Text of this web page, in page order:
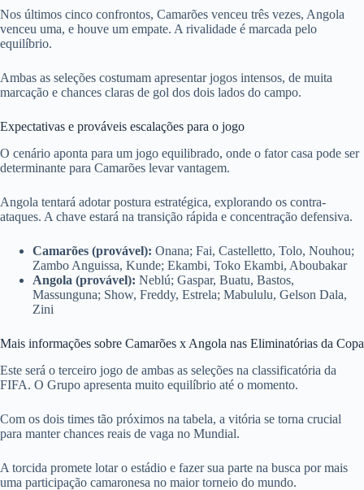
Nos últimos cinco confrontos, Camarões venceu três vezes, Angola
venceu uma, e houve um empate. A rivalidade é marcada pelo
equilíbrio.
Ambas as seleções costumam apresentar jogos intensos, de muita
marcação e chances claras de gol dos dois lados do campo.
Expectativas e prováveis escalações para o jogo
O cenário aponta para um jogo equilibrado, onde o fator casa pode ser
determinante para Camarões levar vantagem.
Angola tentará adotar postura estratégica, explorando os contra-
ataques. A chave estará na transição rápida e concentração defensiva.
Camarões (provável): Onana; Fai, Castelletto, Tolo, Nouhou;
Zambo Anguissa, Kunde; Ekambi, Toko Ekambi, Aboubakar
Angola (provável): Neblú; Gaspar, Buatu, Bastos,
Massunguna; Show, Freddy, Estrela; Mabululu, Gelson Dala,
Zini
Mais informações sobre Camarões x Angola nas Eliminatórias da Copa
Este será o terceiro jogo de ambas as seleções na classificatória da
FIFA. O Grupo apresenta muito equilíbrio até o momento.
Com os dois times tão próximos na tabela, a vitória se torna crucial
para manter chances reais de vaga no Mundial.
A torcida promete lotar o estádio e fazer sua parte na busca por mais
uma participação camaronesa no maior torneio do mundo.